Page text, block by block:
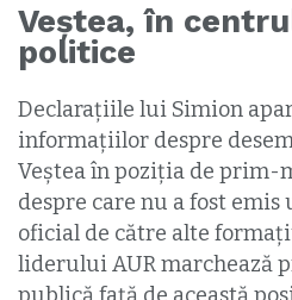
Veștea, în
politice
Declarațiile lui Simion
informațiilor despre
Veștea în poziția de prim-
despre care nu a fost emis
oficial de către alte
liderului AUR marchează